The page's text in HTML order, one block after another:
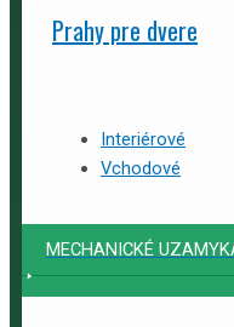
Prahy pre dvere
Interiérové
Vchodové
MECHANICKÉ